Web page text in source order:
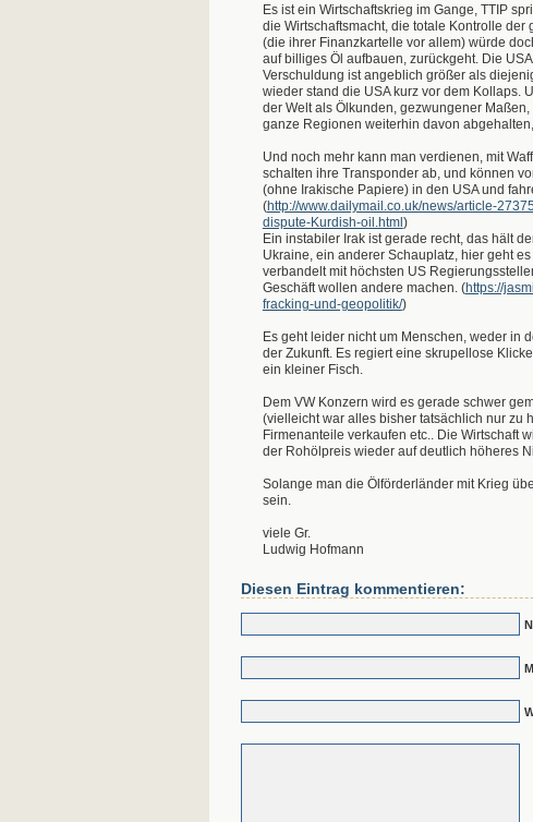
Es ist ein Wirtschaftskrieg im Gange, TTIP
die Wirtschaftsmacht, die totale Kontrolle
(die ihrer Finanzkartelle vor allem) würde
auf billiges Öl aufbauen, zurückgeht. Die
Verschuldung ist angeblich größer als
wieder stand die USA kurz vor dem Kollaps.
der Welt als Ölkunden, gezwungener
ganze Regionen weiterhin davon
Und noch mehr kann man verdienen, mit
schalten ihre Transponder ab, und können
(ohne Irakische Papiere) in den USA und
(http://www.dailymail.co.uk/news/article-
dispute-Kurdish-oil.html)
Ein instabiler Irak ist gerade recht, das hält
Ukraine, ein anderer Schauplatz, hier geht
verbandelt mit höchsten US
Geschäft wollen andere machen. (https://
fracking-und-geopolitik/)
Es geht leider nicht um Menschen, weder in
der Zukunft. Es regiert eine skrupellose
ein kleiner Fisch.
Dem VW Konzern wird es gerade schwer
(vielleicht war alles bisher tatsächlich nur zu
Firmenanteile verkaufen etc.. Die Wirtschaft
der Rohölpreis wieder auf deutlich höheres
Solange man die Ölförderländer mit Krieg
sein.
viele Gr.
Ludwig Hofmann
Diesen Eintrag kommentieren: